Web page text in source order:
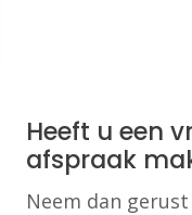
Heeft u een
afspraak
Neem dan